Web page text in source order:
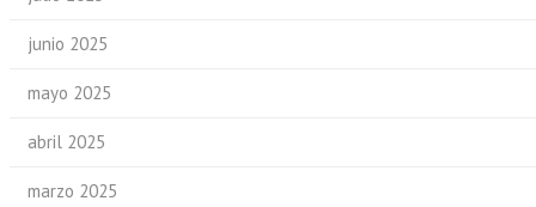
junio 2025
mayo 2025
abril 2025
marzo 2025